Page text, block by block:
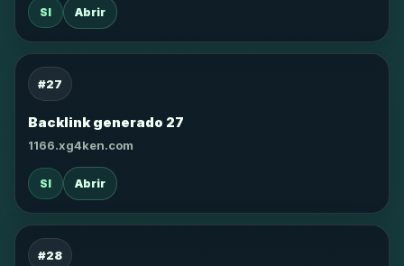
SI Abrir
#27
Backlink generado 27
1166.xg4ken.com
SI Abrir
#28